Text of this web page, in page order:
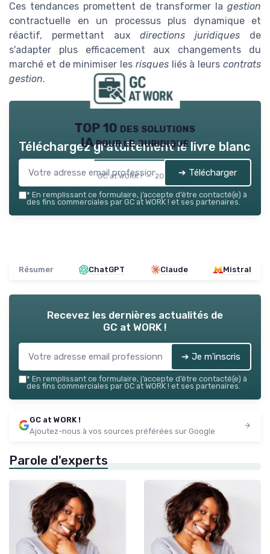
Ces tendances promettent de transformer la gestion
contractuelle en un processus plus dynamique et
réactif, permettant auxdirections juridiques de
s'adapter plus efficacement aux changements du
marché et de minimiser les risquesliés à leurscontrats
gestion.
TOP 10 des solutions
IA pour le juridique
GC at WORK ! — 2026
Téléchargez gratuitement le livre blanc
➔ Télécharger
* En remplissant ce formulaire, j’accepte d’être contacté(e) à
des fins commerciales par GC at WORK ! et ses partenaires.
Résumer ChatGPT Claude Mistral
Recevez les dernières actualités de
GC at WORK !
➔ Je m'inscris
* En remplissant ce formulaire, j’accepte d’être contacté(e) à
des fins commerciales par GC at WORK ! et ses partenaires.
GC at WORK !
Ajoutez-nous à vos sources préférées sur Google
Parole d'experts